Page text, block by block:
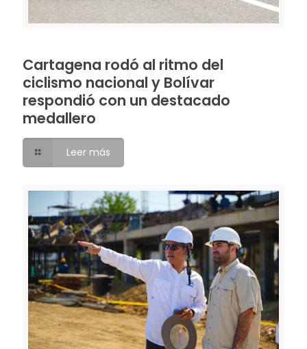
Cartagena rodó al ritmo del
ciclismo nacional y Bolívar
respondió con un destacado
medallero
Leer más